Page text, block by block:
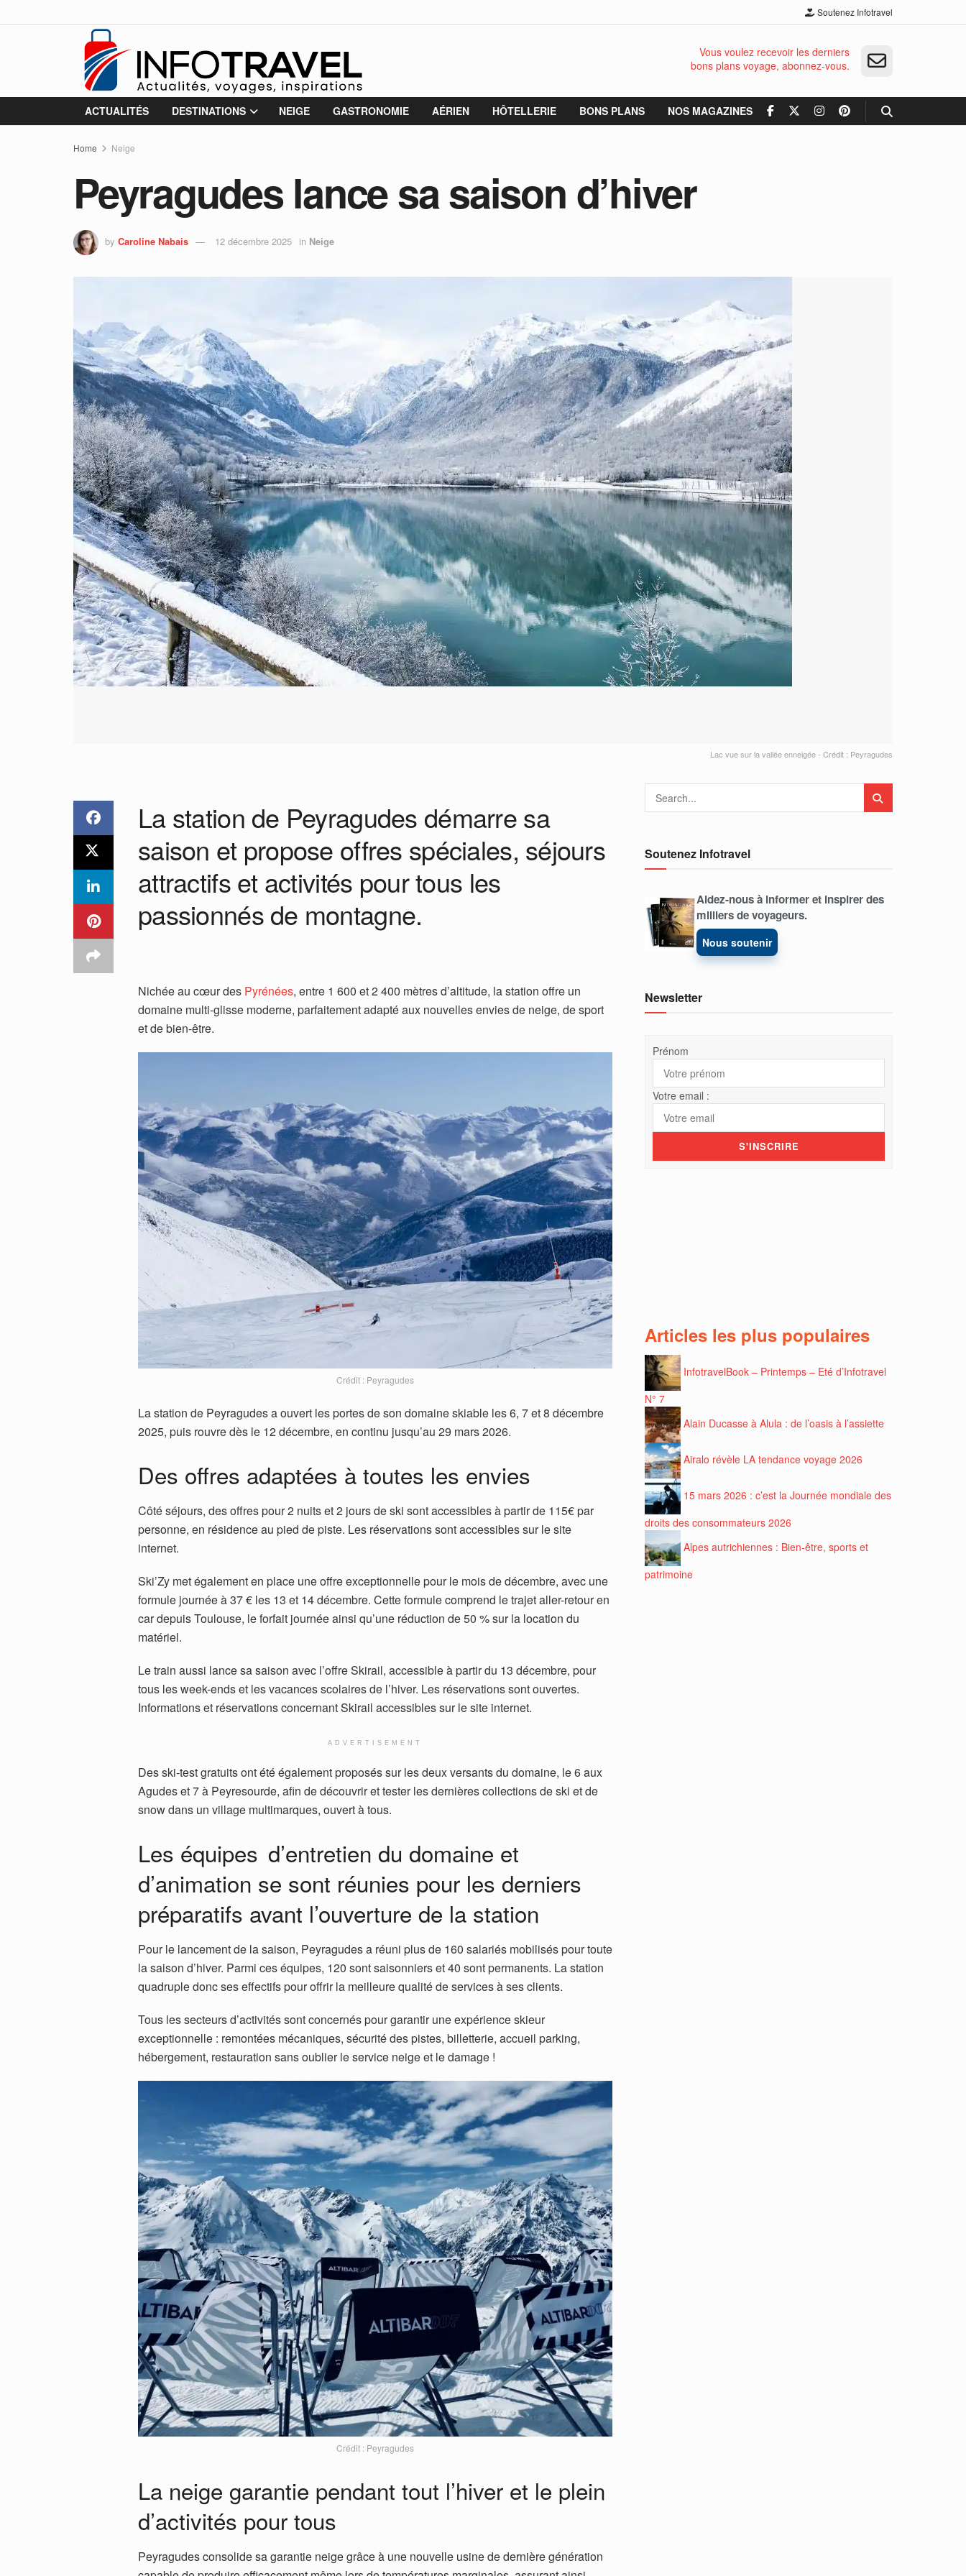
Soutenez Infotravel
Vous voulez recevoir les derniers
bons plans voyage, abonnez-vous.
ACTUALITÉS DESTINATIONS NEIGE GASTRONOMIE AÉRIEN HÔTELLERIE BONS PLANS NOS MAGAZINES
Home Neige
Peyragudes lance sa saison d’hiver
by Caroline Nabais 12 décembre 2025 in Neige
Lac vue sur la vallée enneigée - Crédit : Peyragudes
La station de Peyragudes démarre sa
saison et propose offres spéciales, séjours
attractifs et activités pour tous les
passionnés de montagne.
Nichée au cœur des Pyrénées, entre 1 600 et 2 400 mètres d’altitude, la station offre un
domaine multi-glisse moderne, parfaitement adapté aux nouvelles envies de neige, de sport
et de bien-être.
Crédit : Peyragudes
La station de Peyragudes a ouvert les portes de son domaine skiable les 6, 7 et 8 décembre
2025, puis rouvre dès le 12 décembre, en continu jusqu’au 29 mars 2026.
Des offres adaptées à toutes les envies
Côté séjours, des offres pour 2 nuits et 2 jours de ski sont accessibles à partir de 115€ par
personne, en résidence au pied de piste. Les réservations sont accessibles sur le site
internet.
Ski’Zy met également en place une offre exceptionnelle pour le mois de décembre, avec une
formule journée à 37 € les 13 et 14 décembre. Cette formule comprend le trajet aller-retour en
car depuis Toulouse, le forfait journée ainsi qu’une réduction de 50 % sur la location du
matériel.
Le train aussi lance sa saison avec l’offre Skirail, accessible à partir du 13 décembre, pour
tous les week-ends et les vacances scolaires de l’hiver. Les réservations sont ouvertes.
Informations et réservations concernant Skirail accessibles sur le site internet.
ADVERTISEMENT
Des ski-test gratuits ont été également proposés sur les deux versants du domaine, le 6 aux
Agudes et 7 à Peyresourde, afin de découvrir et tester les dernières collections de ski et de
snow dans un village multimarques, ouvert à tous.
Les équipes d’entretien du domaine et
d’animation se sont réunies pour les derniers
préparatifs avant l’ouverture de la station
Pour le lancement de la saison, Peyragudes a réuni plus de 160 salariés mobilisés pour toute
la saison d’hiver. Parmi ces équipes, 120 sont saisonniers et 40 sont permanents. La station
quadruple donc ses effectifs pour offrir la meilleure qualité de services à ses clients.
Tous les secteurs d’activités sont concernés pour garantir une expérience skieur
exceptionnelle : remontées mécaniques, sécurité des pistes, billetterie, accueil parking,
hébergement, restauration sans oublier le service neige et le damage !
Crédit : Peyragudes
La neige garantie pendant tout l’hiver et le plein
d’activités pour tous
Peyragudes consolide sa garantie neige grâce à une nouvelle usine de dernière génération
Soutenez Infotravel
Aidez-nous à informer et inspirer des
milliers de voyageurs.
Nous soutenir
Newsletter
Prénom
Votre email :
Articles les plus populaires
InfotravelBook – Printemps – Eté d’Infotravel
N° 7
Alain Ducasse à Alula : de l’oasis à l’assiette
Airalo révèle LA tendance voyage 2026
15 mars 2026 : c’est la Journée mondiale des
droits des consommateurs 2026
Alpes autrichiennes : Bien-être, sports et
patrimoine